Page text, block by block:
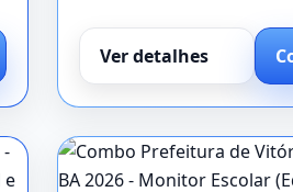
Ver detalhes